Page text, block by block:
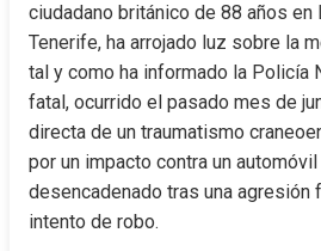
ciudadano británico de 88 años en
Tenerife, ha arrojado luz sobre la
tal y como ha informado la Policía
fatal, ocurrido el pasado mes de
directa de un traumatismo
por un impacto contra un automóvil
desencadenado tras una agresión
intento de robo.